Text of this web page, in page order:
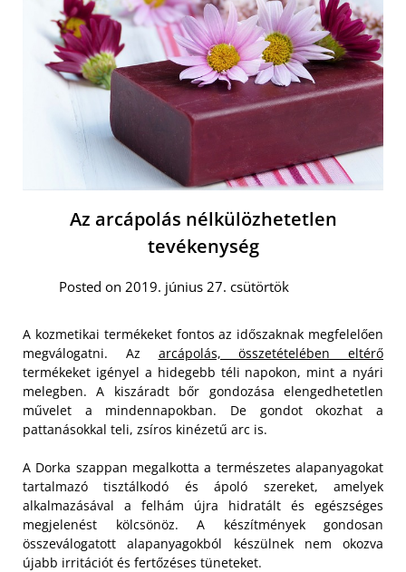
Az arcápolás nélkülözhetetlen
tevékenység
Posted on 2019. június 27. csütörtök
A kozmetikai termékeket fontos az időszaknak megfelelően
megválogatni. Az arcápolás, összetételében eltérő
termékeket igényel a hidegebb téli napokon, mint a nyári
melegben. A kiszáradt bőr gondozása elengedhetetlen
művelet a mindennapokban. De gondot okozhat a
pattanásokkal teli, zsíros kinézetű arc is.
A Dorka szappan megalkotta a természetes alapanyagokat
tartalmazó tisztálkodó és ápoló szereket, amelyek
alkalmazásával a felhám újra hidratált és egészséges
megjelenést kölcsönöz. A készítmények gondosan
összeválogatott alapanyagokból készülnek nem okozva
újabb irritációt és fertőzéses tüneteket.